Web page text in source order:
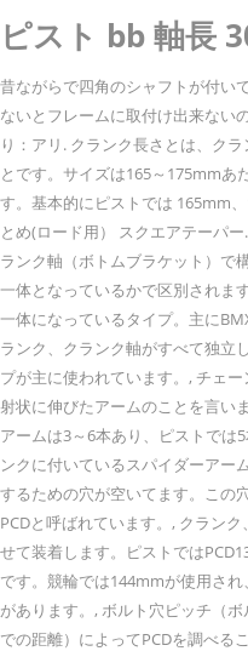
ピスト bb 軸長
昔ながらで四角のシャフトが付い
ないとフレームに取付け出来な
り：アリ. クランク長さとは、ク
とです。サイズは165～175mmあ
す。基本的にピストでは 165mm
とめ(ロード用） スクエアテーパ
ランク軸（ボトムブラケット）で
一体となっているかで区別されま
一体になっているタイプ。主に
ランク、クランク軸がすべて独立
プが主に使われています。, チェ
射状に伸びたアームのことを言い
アームは3～6本あり、ピストでは
ンクに付いているスパイダーアー
するための穴が空いてます。この
PCDと呼ばれています。, クラン
せて装着します。ピストでは
です。競輪では144mmが使用さ
があります。, ボルト穴ピッチ（
での距離）によってPCDを調べる